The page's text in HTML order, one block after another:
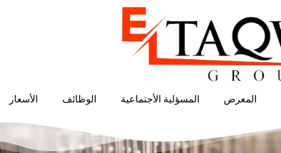
المعرض المسؤلية الأجتماعية الوظائف الأسعار